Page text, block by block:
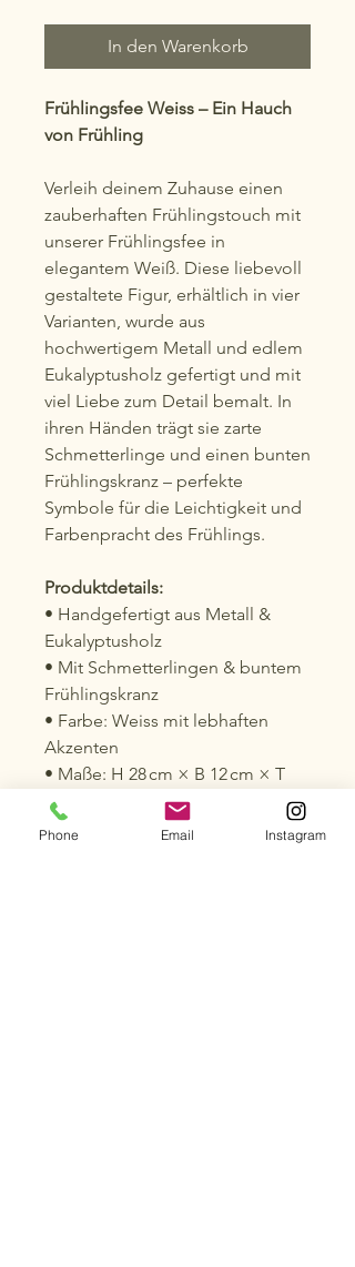
In den Warenkorb
Frühlingsfee Weiss – Ein Hauch
von Frühling
Verleih deinem Zuhause einen
zauberhaften Frühlingstouch mit
unserer Frühlingsfee in
elegantem Weiß. Diese liebevoll
gestaltete Figur, erhältlich in vier
Varianten, wurde aus
hochwertigem Metall und edlem
Eukalyptusholz gefertigt und mit
viel Liebe zum Detail bemalt. In
ihren Händen trägt sie zarte
Schmetterlinge und einen bunten
Frühlingskranz – perfekte
Symbole für die Leichtigkeit und
Farbenpracht des Frühlings.
Produktdetails:
• Handgefertigt aus Metall &
Eukalyptusholz
• Mit Schmetterlingen & buntem
Frühlingskranz
• Farbe: Weiss mit lebhaften
Akzenten
• Maße: H 28 cm × B 12 cm × T
9 cm
• Herkunft: Indien
Phone Email Instagram